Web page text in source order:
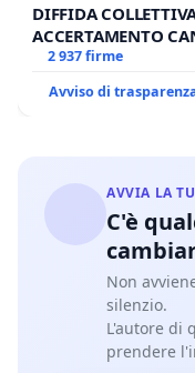
DIFFIDA
ACCERTAMENTO
2 937 firme
Avviso di
AVVIA LA
C'è
Non
silenzio.
L'autore di
prendere